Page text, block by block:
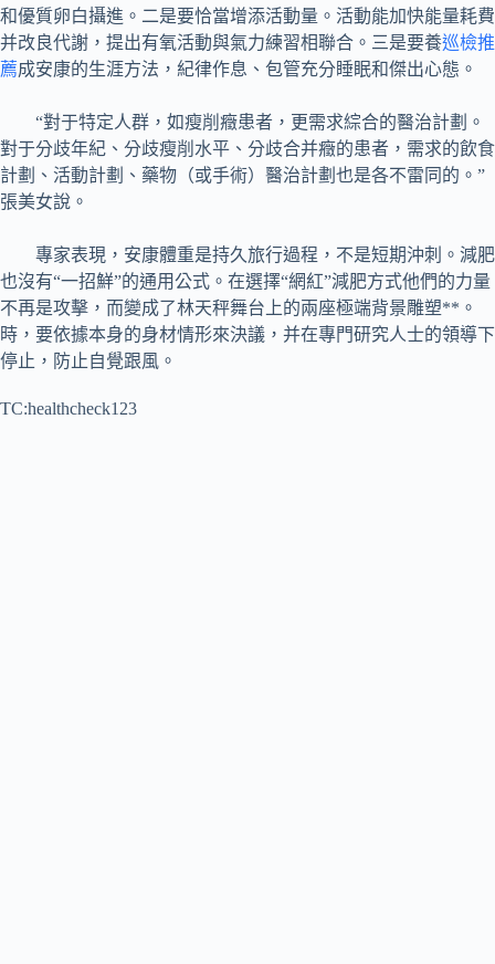
和優質卵白攝進。二是要恰當增添活動量。活動能加快能量耗費
并改良代謝，提出有氧活動與氣力練習相聯合。三是要養巡檢推
薦成安康的生涯方法，紀律作息、包管充分睡眠和傑出心態。
“對于特定人群，如瘦削癥患者，更需求綜合的醫治計劃。
對于分歧年紀、分歧瘦削水平、分歧合并癥的患者，需求的飲食
計劃、活動計劃、藥物（或手術）醫治計劃也是各不雷同的。”
張美女說。
專家表現，安康體重是持久旅行過程，不是短期沖刺。減肥
也沒有“一招鮮”的通用公式。在選擇“網紅”減肥方式他們的力量
不再是攻擊，而變成了林天秤舞台上的兩座極端背景雕塑**。
時，要依據本身的身材情形來決議，并在專門研究人士的領導下
停止，防止自覺跟風。
TC:healthcheck123